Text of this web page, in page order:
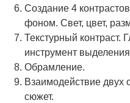
Создание 4
фоном. Свет, цвет,
Текстурный контраст.
инструмент
Обрамление.
Взаимодействие двух
сюжет.